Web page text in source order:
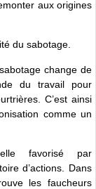
aux origines
du sabotage.
change de
du travail pour
C’est ainsi
comme un
favorisé par
d’actions. Dans
les faucheurs